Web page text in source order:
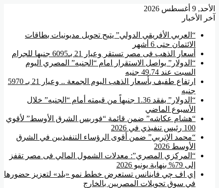
9 أغسطس 2026
الأخبار
“العربي الأفريقي الدولي” يتيح تحويل مديونيات بطاقات
الائتمان حتى 6 أشهر
أسعار الذهب فى مصر تستقر وعيار 21 بـ6095 جنيها للجرام
“الدولار” يواصل الاستقرار امام “الجنيه” المصري اليوم
السبت عند 49.74 جنيه
ارتفاع طفيف بأسعار الذهب اليوم الجمعة .. وعيار 21 بـ 5970
جنيه
“الدولار” يفقد 1.36 جنيهاً من قيمته أمام “الجنيه” خلال
الأسبوع الماضي
“هشام عكاشه” ضمن قائمة “فوربس الشرق الأوسط” لأقوي
100 رئيس تنفيذي في 2026
“محمد الإتربي” ضمن أقوى الرؤساء التنفيذيين في الشرق
الأوسط 2026
“المركزي المصري”: معدلات الشمول المالي فى مصر تقفز
إلى 79% بنهاية يونيو 2026
إي اف چي فاينانس تستعرض خطط نمو «بلد» لتعزيز حضورها
في سوق تحويلات المصريين بالخارج